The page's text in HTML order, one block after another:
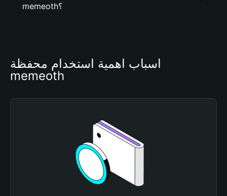
memeoth؟
أسباب أهمية استخدام محفظة
memeoth